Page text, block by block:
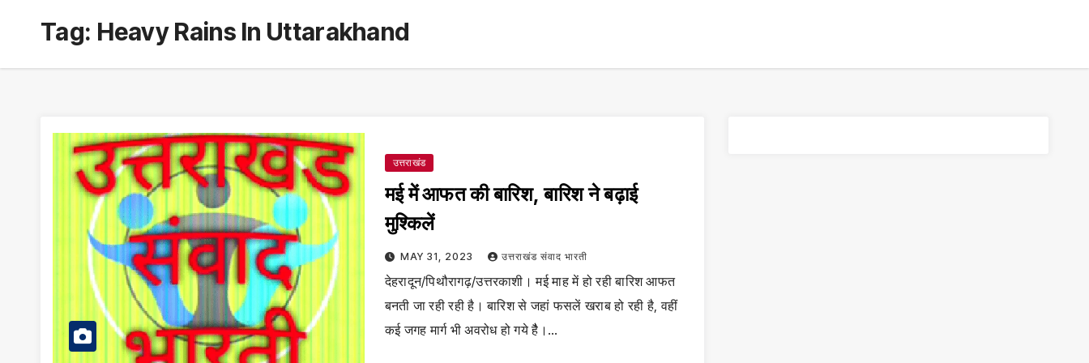
Tag: Heavy Rains In Uttarakhand
उत्तराखंड
मई में आफत की बारिश, बारिश ने बढ़ाई
मुश्किलें
MAY 31, 2023 उत्तराखंड संवाद भारती
देहरादून/पिथौरागढ़/उत्तरकाशी। मई माह में हो रही बारिश आफत
बनती जा रही रही है। बारिश से जहां फसलें खराब हो रही है, वहीं
कई जगह मार्ग भी अवरोध हो गये हैै।…